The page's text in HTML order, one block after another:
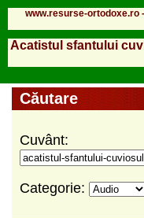
www.resurse-ortodoxe.ro
Acatistul sfantului
Căutare
Cuvânt:
Categorie: